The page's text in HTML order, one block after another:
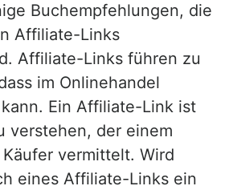
Buchempfehlungen, die
Affiliate-Links
Affiliate-Links führen zu
im Onlinehandel
Ein Affiliate-Link ist
verstehen, der einem
vermittelt. Wird
eines Affiliate-Links ein